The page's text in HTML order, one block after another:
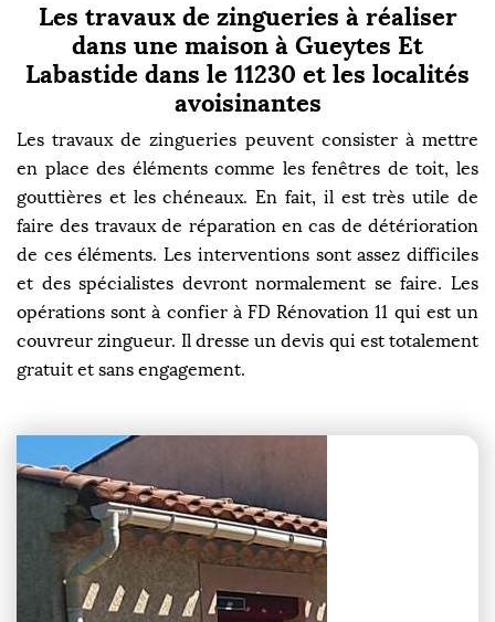
Les travaux de zingueries à réaliser
dans une maison à Gueytes Et
Labastide dans le 11230 et les localités
avoisinantes
Les travaux de zingueries peuvent consister à mettre
en place des éléments comme les fenêtres de toit, les
gouttières et les chéneaux. En fait, il est très utile de
faire des travaux de réparation en cas de détérioration
de ces éléments. Les interventions sont assez difficiles
et des spécialistes devront normalement se faire. Les
opérations sont à confier à FD Rénovation 11 qui est un
couvreur zingueur. Il dresse un devis qui est totalement
gratuit et sans engagement.